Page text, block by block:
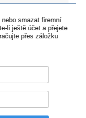
nebo smazat firemní
li ještě účet a přejete
přes záložku